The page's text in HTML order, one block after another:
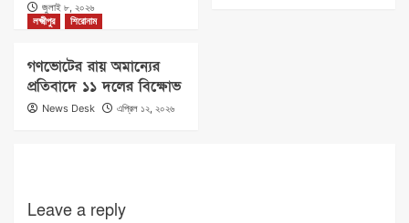
জুলাই ৮, ২০২৬
লক্ষ্মীপুর শিরোনাম
গণভোটের রায় অমান্যের
প্রতিবাদে ১১ দলের বিক্ষোভ
News Desk এপ্রিল ১২, ২০২৬
Leave a reply